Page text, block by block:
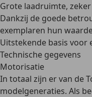
Grote laadruimte,
Dankzij de goede
exemplaren hun
Uitstekende basis voor
Technische gegevens
Motorisatie
In totaal zijn er van de
modelgeneraties. Als